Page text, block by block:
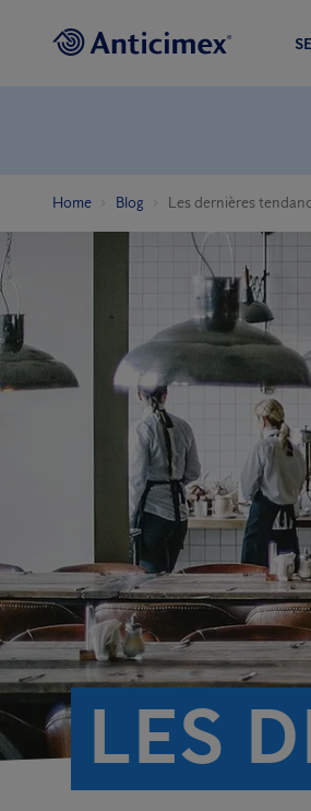
Home Blog Les dernières
LES